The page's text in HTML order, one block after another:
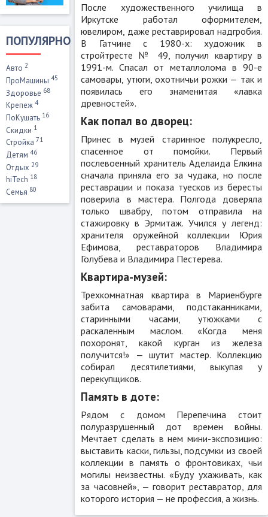
ПОПУЛЯРНО
Авто 2
ПроМашины 45
Здоровье 68
Крепеж 4
ПоКушать 16
Скидки 1
Стройка 71
Детям 46
Отдых 29
hiTech 18
Семья 80
После художественного училища в
Иркутске работал оформителем,
ювелиром, даже реставрировал надгробия.
В Гатчине с 1980-х: художник в
стройтресте № 49, получил квартиру в
1991-м. Спасал от металлолома в 90-е
самовары, утюги, охотничьи рожки — так и
появилась его знаменитая «лавка
древностей».
Как попал во дворец:
Принес в музей старинное полукресло,
спасенное от помойки. Первый
послевоенный хранитель Аделаида Ёлкина
сначала приняла его за чудака, но после
реставрации и показа туесков из бересты
поверила в мастера. Полгода доверяла
только швабру, потом отправила на
стажировку в Эрмитаж. Учился у легенд:
хранителя оружейной коллекции Юрия
Ефимова, реставраторов Владимира
Голубева и Владимира Пестерева.
Квартира-музей:
Трехкомнатная квартира в Мариенбурге
забита самоварами, подстаканниками,
старинными часами, утюжками с
раскаленным маслом. «Когда меня
похоронят, какой курган из железа
получится!» — шутит мастер. Коллекцию
собирал десятилетиями, выкупая у
перекупщиков.
Память в доте:
Рядом с домом Перепечина стоит
полуразрушенный дот времен войны.
Мечтает сделать в нем мини-экспозицию:
выставить каски, гильзы, подсумки из своей
коллекции в память о фронтовиках, чьи
могилы неизвестны. «Буду ухаживать, как
за часовней», — говорит реставратор, для
которого история — не профессия, а жизнь.